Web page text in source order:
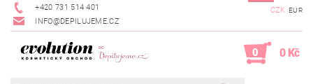
+420 731 514 401
INFO@DEPILUJEME.CZ
CZK EUR
0 0 Kč